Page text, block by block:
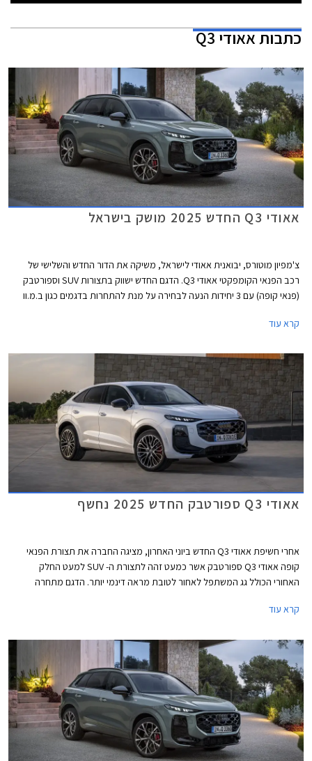
כתבותאאודי Q3
אאודי Q3 החדש 2025 מושק בישראל
צ'מפיון מוטורס, יבואנית אאודי לישראל, משיקה את הדור החדש והשלישי של
רכב הפנאי הקומפקטי אאודי Q3. הדגם החדש ישווק בתצורות SUV וספורטבק
(פנאי קופה) עם 3 יחידות הנעה לבחירה על מנת להתחרות בדגמים כגון ב.מ.וו
קרא עוד
אאודי Q3 ספורטבק החדש 2025 נחשף
אחרי חשיפת אאודי Q3 החדש ביוני האחרון, מציגה החברה את תצורת הפנאי
קופה אאודי Q3 ספורטבק אשר כמעט זהה לתצורת ה- SUV למעט החלק
האחורי הכולל גג המשתפל לאחור לטובת מראה דינמי יותר. הדגם מתחרה
עם טווח נסיעה חשמלי של עד 118 ק"מ.
קרא עוד